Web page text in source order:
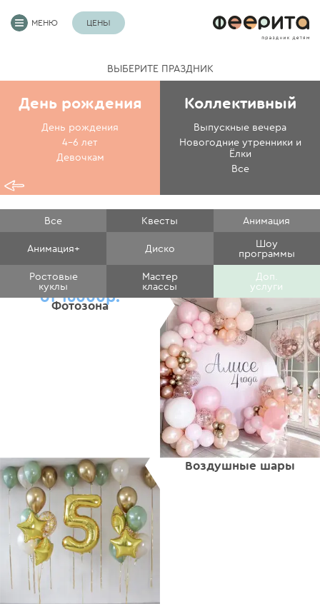
МЕНЮ ЦЕНЫ
ВЫБЕРИТЕ ПРАЗДНИК
День рождения
День рождения
4-6 лет
Девочкам
Коллективный
Выпускные вечера
Новогодние утренники и
Ёлки
Все
Все Квесты Анимация
Анимация+ Диско Шоу
программы
Ростовые
куклы
Мастер
классы
Доп.
услуги
Фотозона
от 16000р.
Воздушные шары